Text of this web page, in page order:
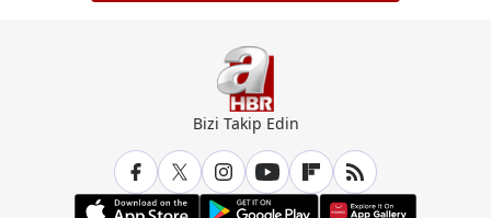
Bizi Takip Edin